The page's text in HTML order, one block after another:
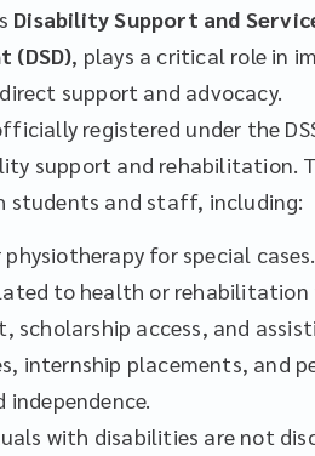
Disability Support and
(DSD), plays a critical role in
support and advocacy.
registered under the
support and rehabilitation.
students and staff, including:
for special cases.
to health or rehabilitation
scholarship access, and
internship placements, and
with disabilities are not